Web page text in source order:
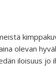
olevan
iloisuus jo